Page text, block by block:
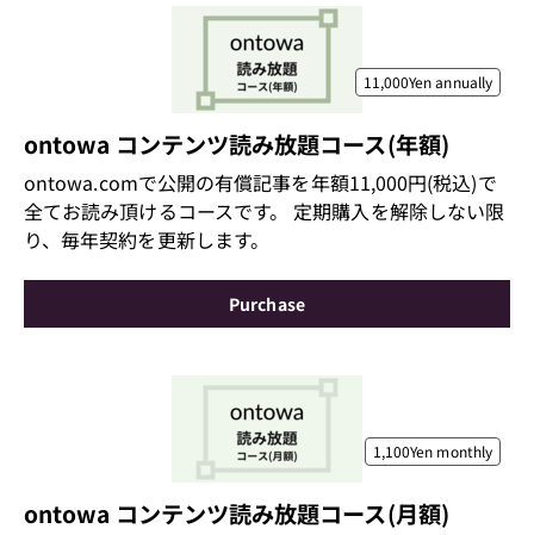
11,000Yenannually
ontowa コンテンツ読み放題コース(年額)
ontowa.comで公開の有償記事を年額11,000円(税込)で
全てお読み頂けるコースです。 定期購入を解除しない限
り、毎年契約を更新します。
Purchase
1,100Yen monthly
ontowa コンテンツ読み放題コース(月額)